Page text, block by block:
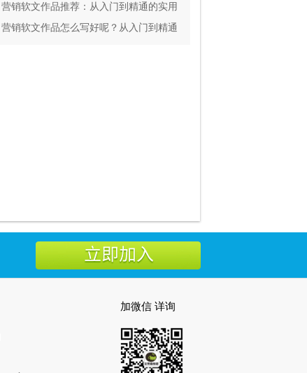
营销软文作品推荐：从入门到精通的实用
指南
营销软文作品怎么写好呢？从入门到精通
加微信 详询